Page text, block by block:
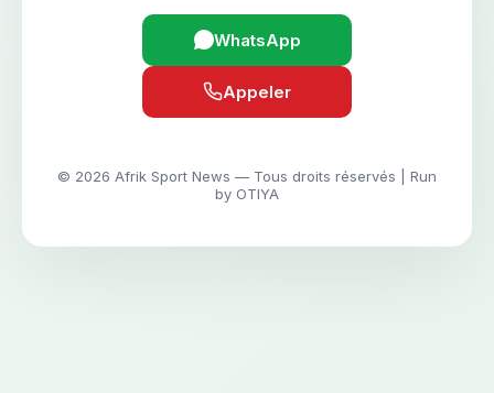
WhatsApp
Appeler
© 2026 Afrik Sport News — Tous droits réservés | Run
by OTIYA